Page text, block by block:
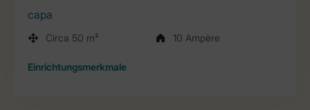
capa
Circa 50 m² 10 Ampère
Einrichtungsmerkmale